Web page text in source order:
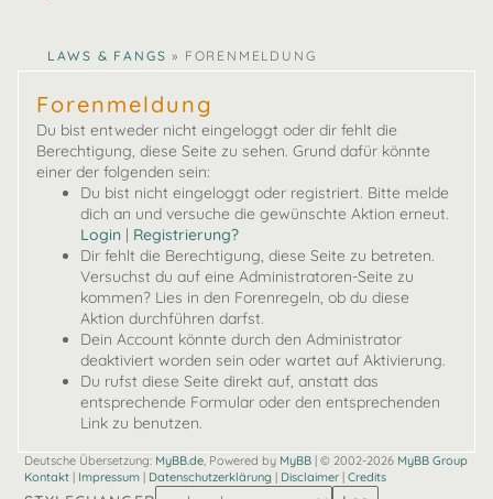
CLAWS & FANGS » FORENMELDUNG
Forenmeldung
Du bist entweder nicht eingeloggt oder dir fehlt die
Berechtigung, diese Seite zu sehen. Grund dafür könnte
einer der folgenden sein:
Du bist nicht eingeloggt oder registriert. Bitte melde
dich an und versuche die gewünschte Aktion erneut.
Login | Registrierung?
Dir fehlt die Berechtigung, diese Seite zu betreten.
Versuchst du auf eine Administratoren-Seite zu
kommen? Lies in den Forenregeln, ob du diese
Aktion durchführen darfst.
Dein Account könnte durch den Administrator
deaktiviert worden sein oder wartet auf Aktivierung.
Du rufst diese Seite direkt auf, anstatt das
entsprechende Formular oder den entsprechenden
Link zu benutzen.
Deutsche Übersetzung: MyBB.de, Powered by MyBB | © 2002-2026 MyBB Group
Kontakt | Impressum | Datenschutzerklärung | Disclaimer | Credits